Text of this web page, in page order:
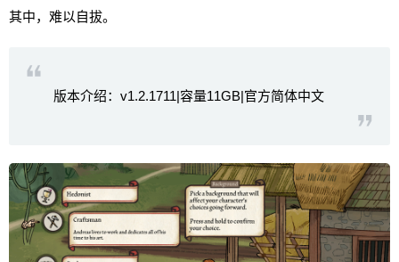
其中，难以自拔。
版本介绍：v1.2.1711|容量11GB|官方简体中文